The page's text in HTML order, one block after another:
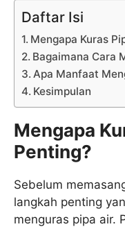
Daftar Isi
Mengapa Kuras
Bagaimana Cara
Apa Manfaat
Kesimpulan
Mengapa
Penting?
Sebelum
langkah penting
menguras pipa air.